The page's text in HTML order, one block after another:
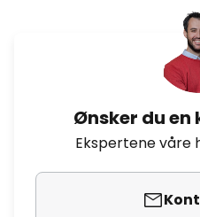
Ønsker du en
Ekspertene våre